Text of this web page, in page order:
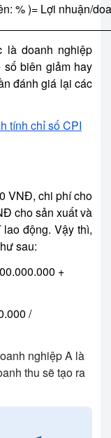
% )= Lợi nhuận/
là doanh nghiệp
số biên giảm hay
đánh giá lại các
tính chỉ số CPI
VNĐ, chi phí cho
cho sản xuất và
động. Vậy thì,
sau:
+
/
nghiệp A là
thu sẽ tạo ra